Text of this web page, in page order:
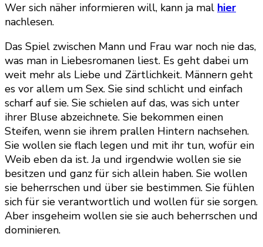
Wer sich näher informieren will, kann ja mal hier
nachlesen.
Das Spiel zwischen Mann und Frau war noch nie das,
was man in Liebesromanen liest. Es geht dabei um
weit mehr als Liebe und Zärtlichkeit. Männern geht
es vor allem um Sex. Sie sind schlicht und einfach
scharf auf sie. Sie schielen auf das, was sich unter
ihrer Bluse abzeichnete. Sie bekommen einen
Steifen, wenn sie ihrem prallen Hintern nachsehen.
Sie wollen sie flach legen und mit ihr tun, wofür ein
Weib eben da ist. Ja und irgendwie wollen sie sie
besitzen und ganz für sich allein haben. Sie wollen
sie beherrschen und über sie bestimmen. Sie fühlen
sich für sie verantwortlich und wollen für sie sorgen.
Aber insgeheim wollen sie sie auch beherrschen und
dominieren.